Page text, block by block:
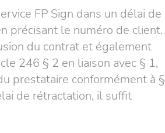
FP Sign dans un délai de
précisant le numéro de client.
du contrat et également
246 § 2 en liaison avec § 1,
prestataire conformément à §
de rétractation, il suffit